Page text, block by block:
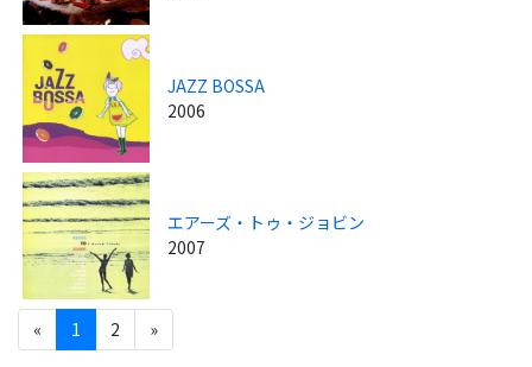
JAZZ BOSSA
2006
エアーズ・トゥ・ジョビン
2007
« 1 2 »